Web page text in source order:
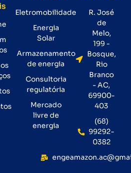
Eletromobilidade
Energia
Solar
Armazenamento
de energia
Consultoria
regulatória
Mercado
livre de
energia
R. José
de
Melo,
199 -
Bosque,
Rio
Branco
- AC,
69900-
403
(68)
99292-
0382